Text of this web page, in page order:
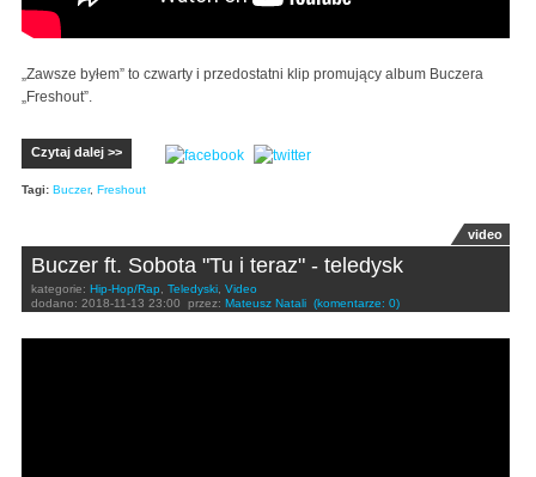
„Zawsze byłem” to czwarty i przedostatni klip promujący album Buczera
„Freshout”.
Czytaj dalej >>
Tagi: Buczer, Freshout
video
Buczer ft. Sobota "Tu i teraz" - teledysk
kategorie: Hip-Hop/Rap Teledyski Video
dodano: 2018-11-13 23:00 przez: Mateusz Natali (komentarze: 0)